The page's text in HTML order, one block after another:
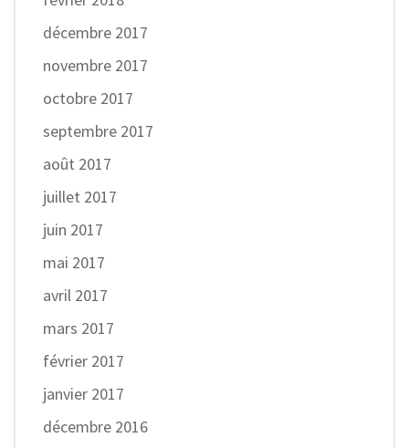
décembre 2017
novembre 2017
octobre 2017
septembre 2017
août 2017
juillet 2017
juin 2017
mai 2017
avril 2017
mars 2017
février 2017
janvier 2017
décembre 2016